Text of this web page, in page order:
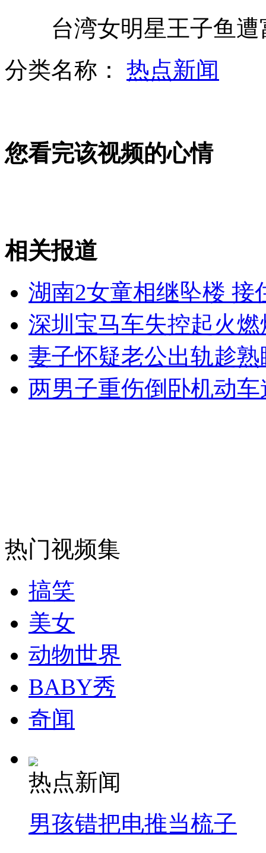
女孩北京地铁殴打老人 痛下狠手拳打脚踢
无痛分娩是否安全 医生回应
走！跟着总书记去植树
消防员救轻生者
纽约上演“枕头大战”
台湾女明星王子鱼遭
分类名称： 热点新闻
您看完该视频的心情
相关报道
湖南2女童相继坠楼 接
深圳宝马车失控起火
妻子怀疑老公出轨趁
两男子重伤倒卧机动
热门视频集
搞笑
美女
动物世界
BABY秀
奇闻
热点新闻
男孩错把电推当梳子